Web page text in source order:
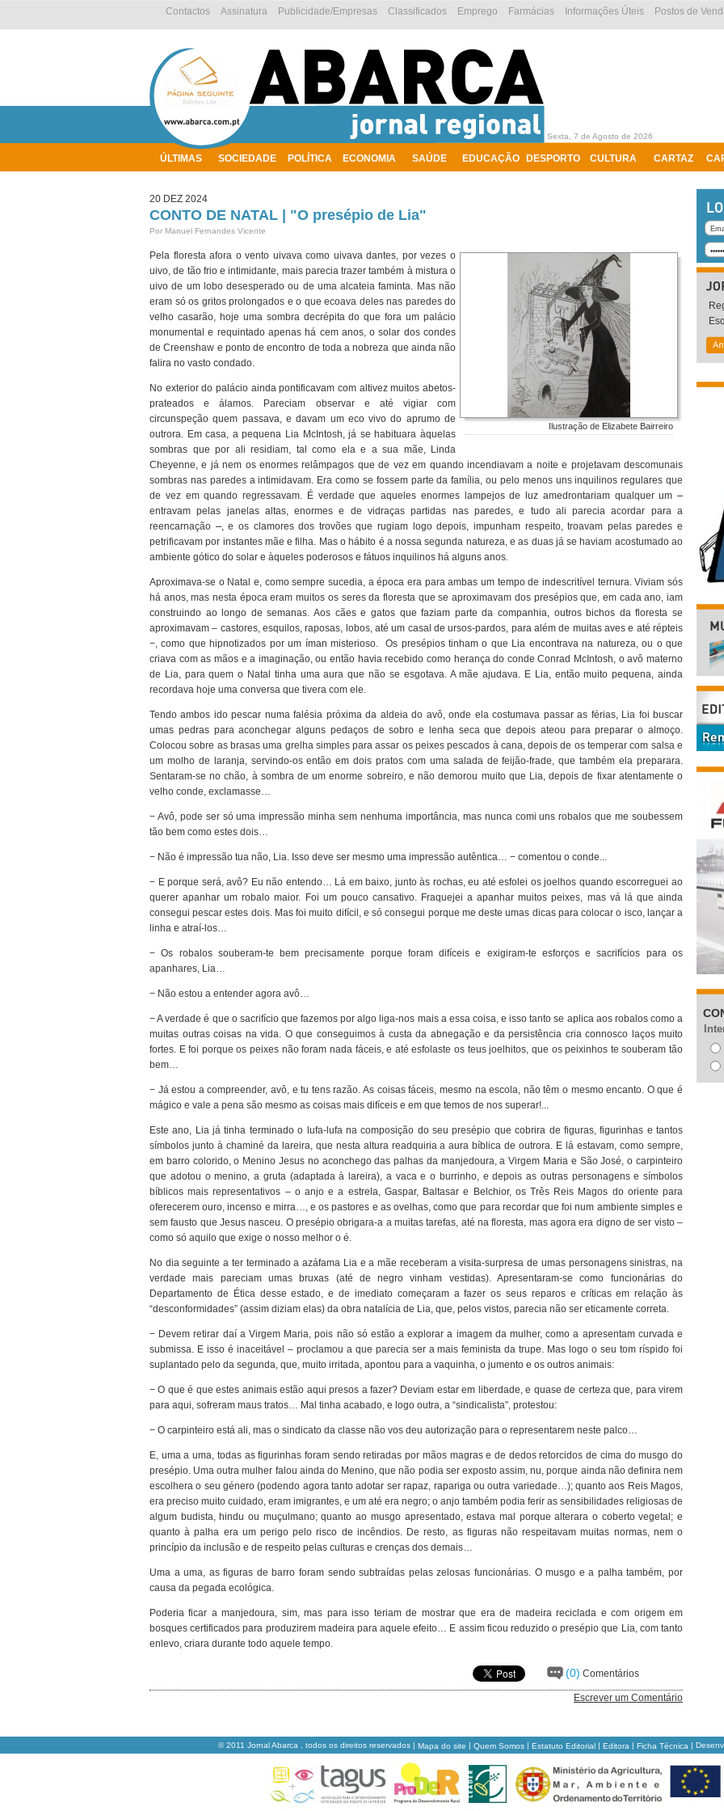
ÚLTIMAS SOCIEDADE POLÍTICA ECONOMIA SAÚDE EDUCAÇÃO DESPORTO CULTURA CARTAZ
Postos de
Informações Úteis
Farmácias
Emprego
Classificados
Publicidade/Empresas
Assinatura
Contactos
Sexta, 7 de Agosto de 2026
20 DEZ 2024
CONTO DE NATAL | "O presépio de Lia"
Por Manuel Fernandes Vicente
Ilustração de Elizabete Bairreiro
Pela floresta afora o vento uivava como uivava dantes, por vezes o
uivo, de tão frio e intimidante, mais parecia trazer também à mistura o
uivo de um lobo desesperado ou de uma alcateia faminta. Mas não
eram só os gritos prolongados e o que ecoava deles nas paredes do
velho casarão, hoje uma sombra decrépita do que fora um palácio
monumental e requintado apenas há cem anos, o solar dos condes
de Creenshaw e ponto de encontro de toda a nobreza que ainda não
falira no vasto condado.
No exterior do palácio ainda pontificavam com altivez muitos abetos-
prateados e álamos. Pareciam observar e até vigiar com
circunspeção quem passava, e davam um eco vivo do aprumo de
outrora. Em casa, a pequena Lia McIntosh, já se habituara àquelas
sombras que por ali residiam, tal como ela e a sua mãe, Linda
Cheyenne, e já nem os enormes relâmpagos que de vez em quando incendiavam a noite e projetavam descomunais
sombras nas paredes a intimidavam. Era como se fossem parte da família, ou pelo menos uns inquilinos regulares que
de vez em quando regressavam. É verdade que aqueles enormes lampejos de luz amedrontariam qualquer um ⎼
entravam pelas janelas altas, enormes e de vidraças partidas nas paredes, e tudo ali parecia acordar para a
reencarnação ⎼, e os clamores dos trovões que rugiam logo depois, impunham respeito, troavam pelas paredes e
petrificavam por instantes mãe e filha. Mas o hábito é a nossa segunda natureza, e as duas já se haviam acostumado ao
ambiente gótico do solar e àqueles poderosos e fátuos inquilinos há alguns anos.
Aproximava-se o Natal e, como sempre sucedia, a época era para ambas um tempo de indescritível ternura. Viviam sós
há anos, mas nesta época eram muitos os seres da floresta que se aproximavam dos presépios que, em cada ano, iam
construindo ao longo de semanas. Aos cães e gatos que faziam parte da companhia, outros bichos da floresta se
aproximavam – castores, esquilos, raposas, lobos, até um casal de ursos-pardos, para além de muitas aves e até répteis
−, como que hipnotizados por um íman misterioso. Os presépios tinham o que Lia encontrava na natureza, ou o que
criava com as mãos e a imaginação, ou então havia recebido como herança do conde Conrad McIntosh, o avô materno
de Lia, para quem o Natal tinha uma aura que não se esgotava. A mãe ajudava. E Lia, então muito pequena, ainda
recordava hoje uma conversa que tivera com ele.
Tendo ambos ido pescar numa falésia próxima da aldeia do avô, onde ela costumava passar as férias, Lia foi buscar
umas pedras para aconchegar alguns pedaços de sobro e lenha seca que depois ateou para preparar o almoço.
Colocou sobre as brasas uma grelha simples para assar os peixes pescados à cana, depois de os temperar com salsa e
um molho de laranja, servindo-os então em dois pratos com uma salada de feijão-frade, que também ela preparara.
Sentaram-se no chão, à sombra de um enorme sobreiro, e não demorou muito que Lia, depois de fixar atentamente o
velho conde, exclamasse…
− Avô, pode ser só uma impressão minha sem nenhuma importância, mas nunca comi uns robalos que me soubessem
tão bem como estes dois…
− Não é impressão tua não, Lia. Isso deve ser mesmo uma impressão autêntica… − comentou o conde...
− E porque será, avô? Eu não entendo… Lá em baixo, junto às rochas, eu até esfolei os joelhos quando escorreguei ao
querer apanhar um robalo maior. Foi um pouco cansativo. Fraquejei a apanhar muitos peixes, mas vá lá que ainda
consegui pescar estes dois. Mas foi muito difícil, e só consegui porque me deste umas dicas para colocar o isco, lançar a
linha e atraí-los…
− Os robalos souberam-te bem precisamente porque foram difíceis e exigiram-te esforços e sacrifícios para os
apanhares, Lia…
− Não estou a entender agora avô…
− A verdade é que o sacrifício que fazemos por algo liga-nos mais a essa coisa, e isso tanto se aplica aos robalos como a
muitas outras coisas na vida. O que conseguimos à custa da abnegação e da persistência cria connosco laços muito
fortes. E foi porque os peixes não foram nada fáceis, e até esfolaste os teus joelhitos, que os peixinhos te souberam tão
bem…
− Já estou a compreender, avô, e tu tens razão. As coisas fáceis, mesmo na escola, não têm o mesmo encanto. O que é
mágico e vale a pena são mesmo as coisas mais difíceis e em que temos de nos superar!...
Este ano, Lia já tinha terminado o lufa-lufa na composição do seu presépio que cobrira de figuras, figurinhas e tantos
símbolos junto à chaminé da lareira, que nesta altura readquiria a aura bíblica de outrora. E lá estavam, como sempre,
em barro colorido, o Menino Jesus no aconchego das palhas da manjedoura, a Virgem Maria e São José, o carpinteiro
que adotou o menino, a gruta (adaptada à lareira), a vaca e o burrinho, e depois as outras personagens e símbolos
bíblicos mais representativos – o anjo e a estrela, Gaspar, Baltasar e Belchior, os Três Reis Magos do oriente para
oferecerem ouro, incenso e mirra…, e os pastores e as ovelhas, como que para recordar que foi num ambiente simples e
sem fausto que Jesus nasceu. O presépio obrigara-a a muitas tarefas, até na floresta, mas agora era digno de ser visto –
como só aquilo que exige o nosso melhor o é.
No dia seguinte a ter terminado a azáfama Lia e a mãe receberam a visita-surpresa de umas personagens sinistras, na
verdade mais pareciam umas bruxas (até de negro vinham vestidas). Apresentaram-se como funcionárias do
Departamento de Ética desse estado, e de imediato começaram a fazer os seus reparos e críticas em relação às
“desconformidades” (assim diziam elas) da obra natalícia de Lia, que, pelos vistos, parecia não ser eticamente correta.
− Devem retirar daí a Virgem Maria, pois não só estão a explorar a imagem da mulher, como a apresentam curvada e
submissa. E isso é inaceitável – proclamou a que parecia ser a mais feminista da trupe. Mas logo o seu tom ríspido foi
suplantado pelo da segunda, que, muito irritada, apontou para a vaquinha, o jumento e os outros animais:
− O que é que estes animais estão aqui presos a fazer? Deviam estar em liberdade, e quase de certeza que, para virem
para aqui, sofreram maus tratos… Mal tinha acabado, e logo outra, a “sindicalista”, protestou:
− O carpinteiro está ali, mas o sindicato da classe não vos deu autorização para o representarem neste palco…
E, uma a uma, todas as figurinhas foram sendo retiradas por mãos magras e de dedos retorcidos de cima do musgo do
presépio. Uma outra mulher falou ainda do Menino, que não podia ser exposto assim, nu, porque ainda não definira nem
escolhera o seu género (podendo agora tanto adotar ser rapaz, rapariga ou outra variedade…); quanto aos Reis Magos,
era preciso muito cuidado, eram imigrantes, e um até era negro; o anjo também podia ferir as sensibilidades religiosas de
algum budista, hindu ou muçulmano; quanto ao musgo apresentado, estava mal porque alterara o coberto vegetal; e
quanto à palha era um perigo pelo risco de incêndios. De resto, as figuras não respeitavam muitas normas, nem o
princípio da inclusão e de respeito pelas culturas e crenças dos demais…
Uma a uma, as figuras de barro foram sendo subtraídas pelas zelosas funcionárias. O musgo e a palha também, por
causa da pegada ecológica.
Poderia ficar a manjedoura, sim, mas para isso teriam de mostrar que era de madeira reciclada e com origem em
bosques certificados para produzirem madeira para aquele efeito… E assim ficou reduzido o presépio que Lia, com tanto
enlevo, criara durante todo aquele tempo.
(0) Comentários
Escrever um Comentário
© 2011 Jornal Abarca , todos os direitos reservados | Mapa do site | Quem Somos | Estatuto Editorial | Editora | Ficha Técnica |